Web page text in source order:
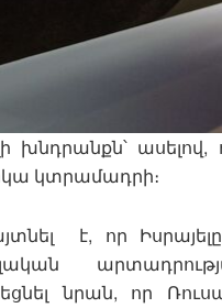
խնդրանքն՝ ասելով,
կտրամադրի։
է, որ
նրան, որ